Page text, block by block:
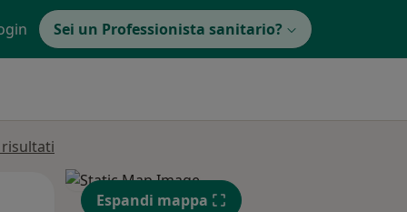
Sei un Professionista sanitario?
Mer, Gio,
Espandi mappa